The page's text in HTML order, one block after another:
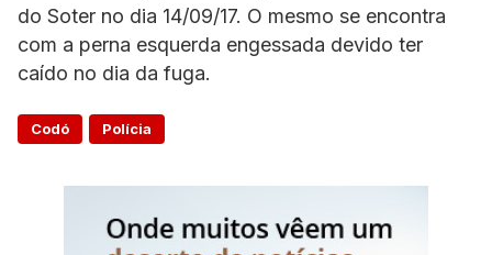
do Soter no dia 14/09/17. O mesmo se encontra
com a perna esquerda engessada devido ter
caído no dia da fuga.
Codó Polícia